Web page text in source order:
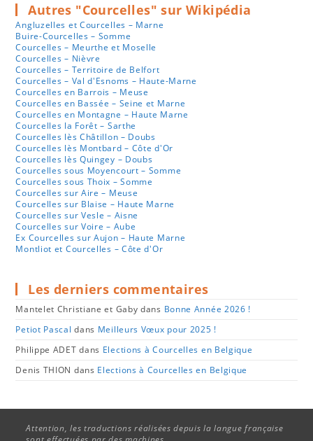
Autres "Courcelles" sur Wikipédia
Angluzelles et Courcelles – Marne
Buire-Courcelles – Somme
Courcelles – Meurthe et Moselle
Courcelles – Nièvre
Courcelles – Territoire de Belfort
Courcelles – Val d'Esnoms – Haute-Marne
Courcelles en Barrois – Meuse
Courcelles en Bassée – Seine et Marne
Courcelles en Montagne – Haute Marne
Courcelles la Forêt – Sarthe
Courcelles lès Châtillon – Doubs
Courcelles lès Montbard – Côte d'Or
Courcelles lès Quingey – Doubs
Courcelles sous Moyencourt – Somme
Courcelles sous Thoix – Somme
Courcelles sur Aire – Meuse
Courcelles sur Blaise – Haute Marne
Courcelles sur Vesle – Aisne
Courcelles sur Voire – Aube
Ex Courcelles sur Aujon – Haute Marne
Montliot et Courcelles – Côte d'Or
Les derniers commentaires
Mantelet Christiane et Gaby dans Bonne Année 2026 !
Petiot Pascal dans Meilleurs Vœux pour 2025 !
Philippe ADET dans Elections à Courcelles en Belgique
Denis THION dans Elections à Courcelles en Belgique
Attention, les traductions réalisées depuis la langue française